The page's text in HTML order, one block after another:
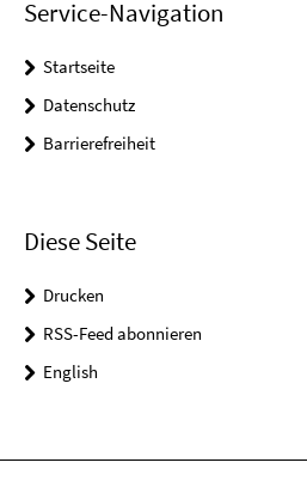
Service-Navigation
Startseite
Datenschutz
Barrierefreiheit
Diese Seite
Drucken
RSS-Feed abonnieren
English